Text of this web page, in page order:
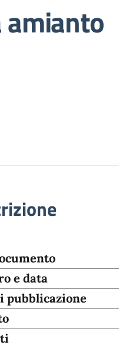
amianto
e data
pubblicazione